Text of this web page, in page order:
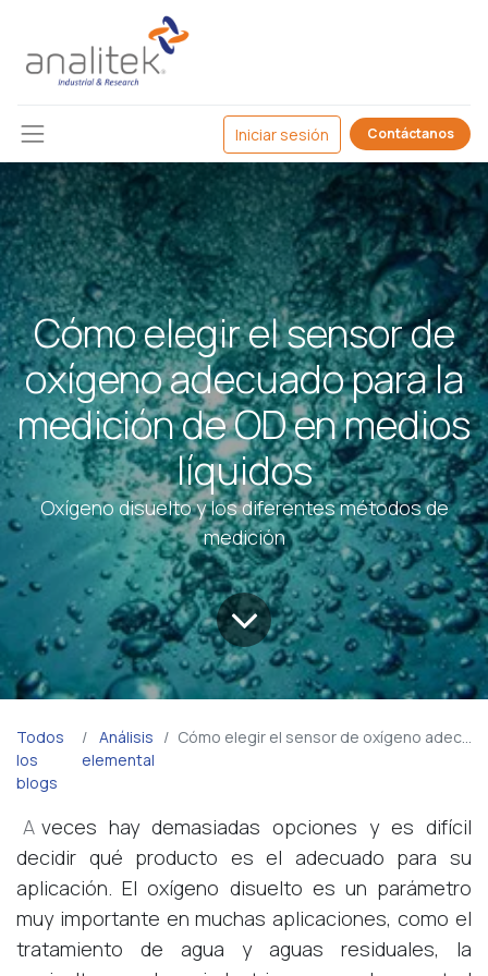
Iniciar sesión Contáctanos
Cómo elegir el sensor de
oxígeno adecuado para la
medición de OD en medios
líquidos
Oxígeno disuelto y los diferentes métodos de
medición
Todos
los
blogs
Análisis
elemental
Cómo elegir el sensor de oxígeno adecuado para la medición de OD en medios líquidos
A veces hay demasiadas opciones y es difícil
decidir qué producto es el adecuado para su
aplicación. El oxígeno disuelto es un parámetro
muy importante en muchas aplicaciones, como el
tratamiento de agua y aguas residuales, la